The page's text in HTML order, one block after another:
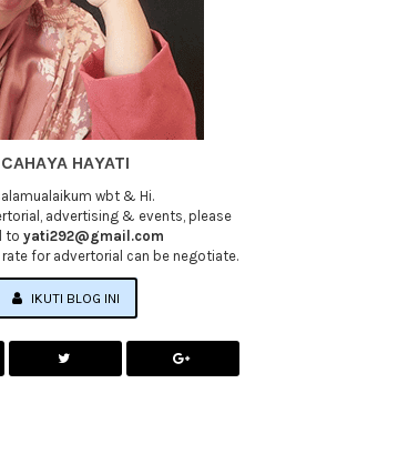
CAHAYA HAYATI
wbt & Hi.
advertising & events, please
toyati292@gmail.com
rate for advertorial can be negotiate.
IKUTI BLOG INI